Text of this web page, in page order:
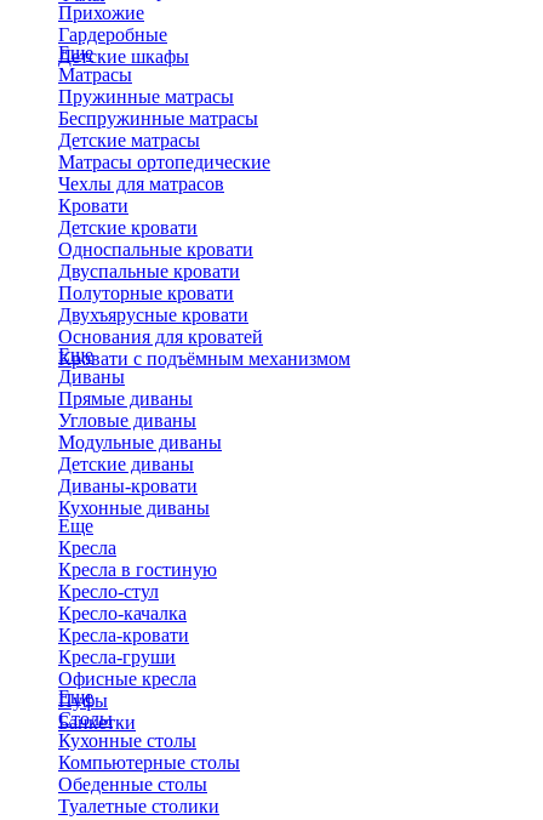
Прихожие
Гардеробные
Детские шкафы
Еще
Матрасы
Пружинные матрасы
Беспружинные матрасы
Детские матрасы
Матрасы ортопедические
Чехлы для матрасов
Кровати
Детские кровати
Односпальные кровати
Двуспальные кровати
Полуторные кровати
Двухъярусные кровати
Основания для кроватей
Кровати с подъёмным механизмом
Еще
Диваны
Прямые диваны
Угловые диваны
Модульные диваны
Детские диваны
Диваны-кровати
Кухонные диваны
Еще
Кресла
Кресла в гостиную
Кресло-стул
Кресло-качалка
Кресла-кровати
Кресла-груши
Офисные кресла
Пуфы
Банкетки
Еще
Столы
Кухонные столы
Компьютерные столы
Обеденные столы
Туалетные столики